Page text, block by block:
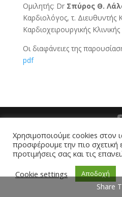
Ομιλητής: Dr Σπύρος Θ.
Καρδιολόγος, τ. Διευθυντής
Καρδιοχειρουργικής
Οι διαφάνειες της
pdf
Χρησιμοποιούμε cookies στον
προσφέρουμε την πιο σχετική
προτιμήσεις σας και τις
Cookie settings
Αποδοχή
Share